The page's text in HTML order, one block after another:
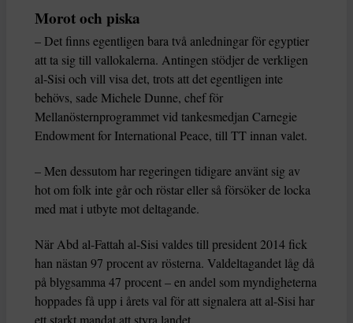
Morot och piska
– Det finns egentligen bara två anledningar för egyptier
att ta sig till vallokalerna. Antingen stödjer de verkligen
al-Sisi och vill visa det, trots att det egentligen inte
behövs, sade Michele Dunne, chef för
Mellanösternprogrammet vid tankesmedjan Carnegie
Endowment for International Peace, till TT innan valet.
– Men dessutom har regeringen tidigare använt sig av
hot om folk inte går och röstar eller så försöker de locka
med mat i utbyte mot deltagande.
När Abd al-Fattah al-Sisi valdes till president 2014 fick
han nästan 97 procent av rösterna. Valdeltagandet låg då
på blygsamma 47 procent – en andel som myndigheterna
hoppades få upp i årets val för att signalera att al-Sisi har
ett starkt mandat att styra landet.